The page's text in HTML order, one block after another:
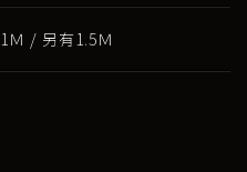
Ｍ / 另有1.5Ｍ